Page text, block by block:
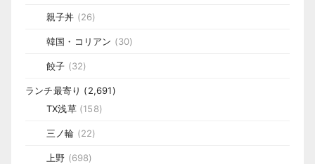
親子丼 (26)
韓国・コリアン (30)
餃子 (32)
ランチ最寄り (2,691)
TX浅草(158)
三ノ輪 (22)
上野 (698)